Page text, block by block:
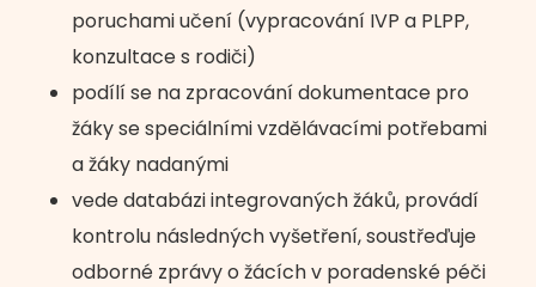
poruchami učení (vypracování IVP a PLPP,
konzultace s rodiči)
podílí se na zpracování dokumentace pro
žáky se speciálními vzdělávacími potřebami
a žáky nadanými
vede databázi integrovaných žáků, provádí
kontrolu následných vyšetření, soustřeďuje
odborné zprávy o žácích v poradenské péči